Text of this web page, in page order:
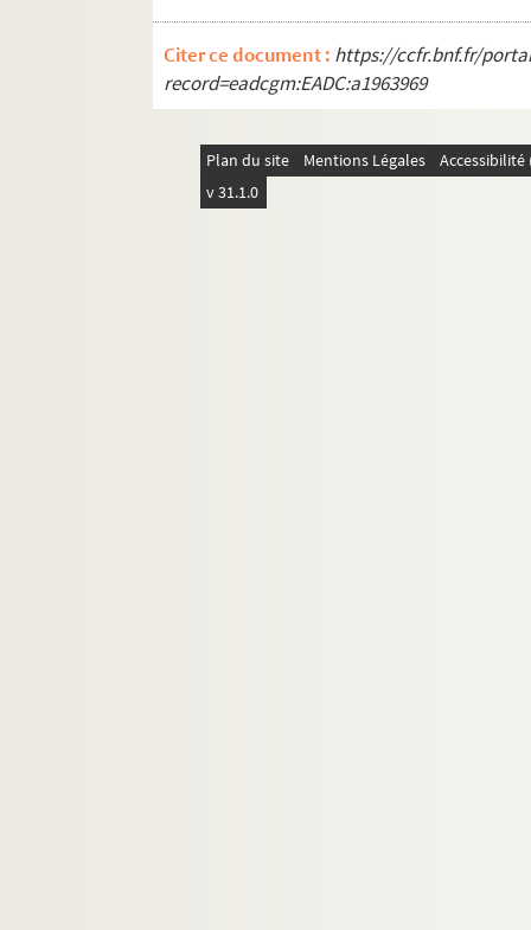
Citer ce document : https://ccfr.bnf.fr/
record=eadcgm:EADC:a1963969
Plan du site Mentions Légales
v 31.1.0